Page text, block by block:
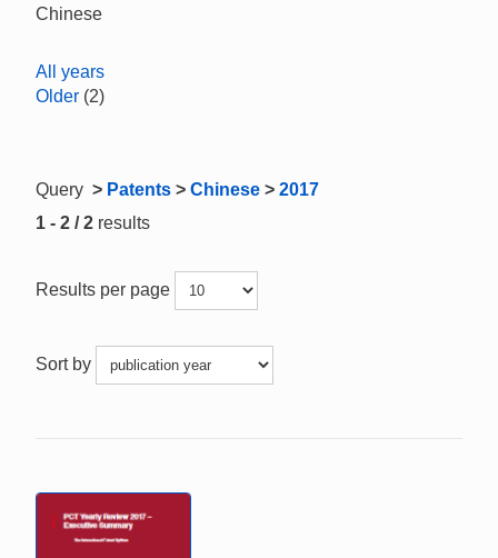
Chinese
All years
Older (2)
Query > Patents > Chinese > 2017
1 - 2 / 2 results
Results per page
Sort by